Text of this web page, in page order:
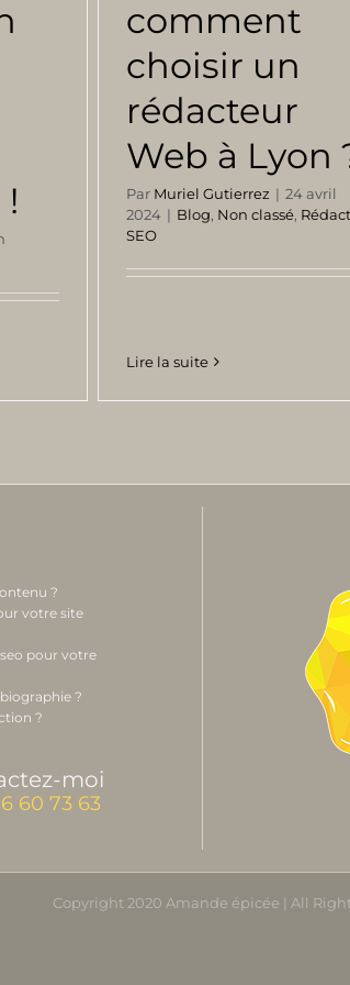
comment
choisir un
rédacteur
Web à Lyon
Par Muriel Gutierrez | 24 avril
2024 | Blog, Non classé,
SEO
Lire la suite
?
votre site
pour votre
?
?
moi
60 73 63
Copyright 2020 Amande épicée | All